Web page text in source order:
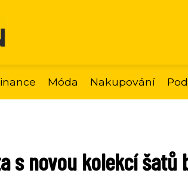
Móda Nakupování
s novou kolekcí šatů